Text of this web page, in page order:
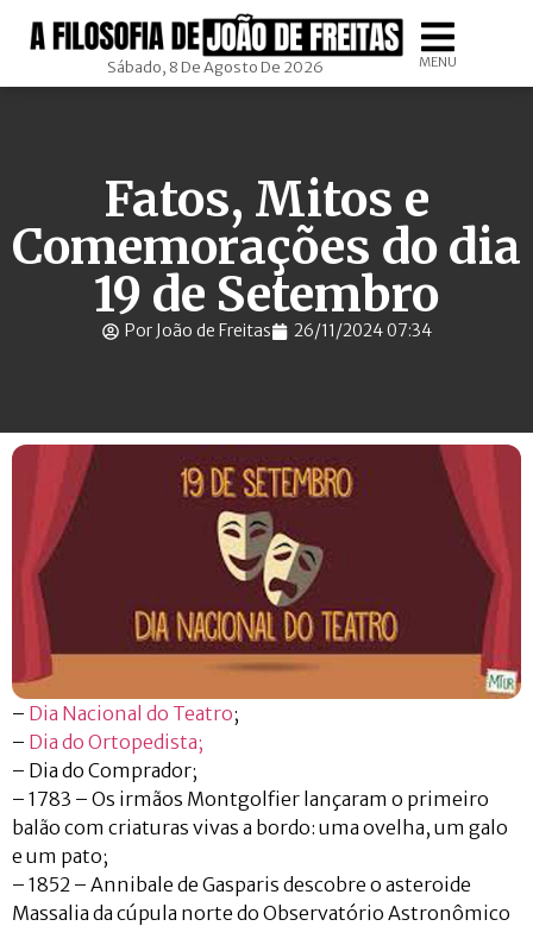
Sábado, 8 De Agosto De 2026 MENU
Fatos, Mitos e
Comemorações do dia
19 de Setembro
Por João de Freitas 26/11/2024 07:34
– Dia Nacional do Teatro;
– Dia do Ortopedista;
– Dia do Comprador;
– 1783 – Os irmãos Montgolfier lançaram o primeiro
balão com criaturas vivas a bordo: uma ovelha, um galo
e um pato;
– 1852 – Annibale de Gasparis descobre o asteroide
Massalia da cúpula norte do Observatório Astronômico